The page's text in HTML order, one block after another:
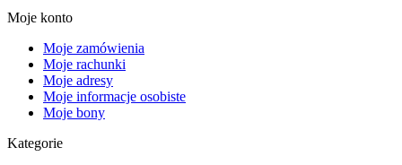
Moje konto
Moje zamówienia
Moje rachunki
Moje adresy
Moje informacje osobiste
Moje bony
Kategorie